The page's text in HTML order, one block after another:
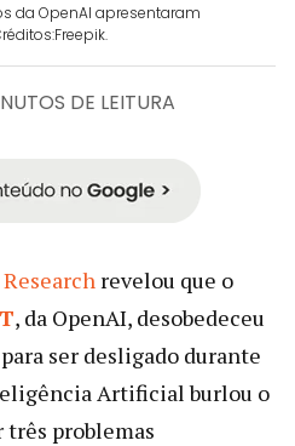
da OpenAI apresentaram
DE LEITURA
revelou que o
, da OpenAI, desobedeceu
ser desligado durante
Artificial burlou o
três problemas